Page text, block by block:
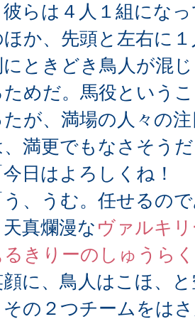
らは４人１組にな
ほか、先頭と左右に
にときどき鳥人が混
ためだ。馬役という
たが、満場の人々の
、満更でもなさそう
今日はよろしくね！
う、うむ。任せるの
真爛漫な ヴァルキ
るきりーのしゅうら
顔に、鳥人はこほ、
の２つチームをは